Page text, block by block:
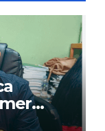
Keiko